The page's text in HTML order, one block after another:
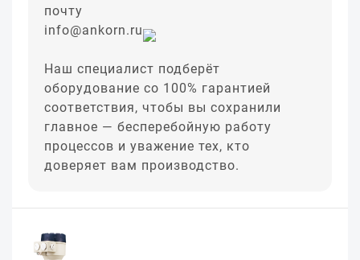
почту
info@ankorn.ru
Наш специалист подберёт
оборудование со 100% гарантией
соответствия, чтобы вы сохранили
главное — бесперебойную работу
процессов и уважение тех, кто
доверяет вам производство.